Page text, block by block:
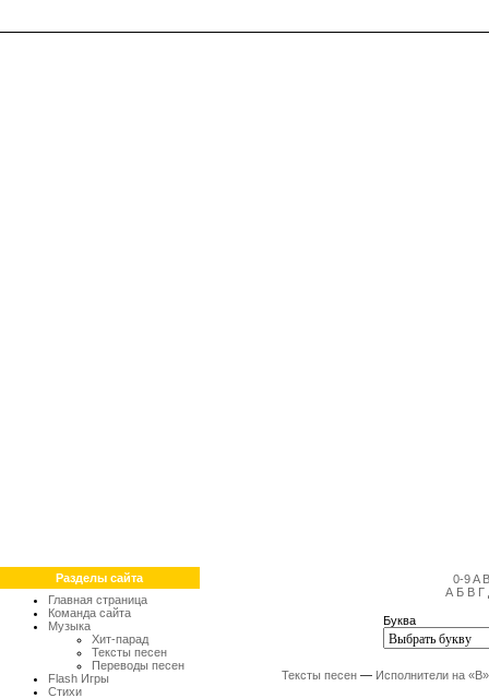
Разделы сайта
Главная страница
Команда сайта
Музыка
Хит-парад
Тексты песен
Переводы песен
Flash Игры
Стихи
0-9 A
А Б В Г
Буква
Тексты песен — Исполнители на «B»